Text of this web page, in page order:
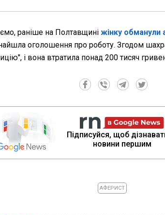
раніше на Полтавщині жінку обманули
оголошення про роботу. Згодом
і вона втратила понад 200 тисяч
Підписуйся, щоб
новини першим
АФЕРИСТ